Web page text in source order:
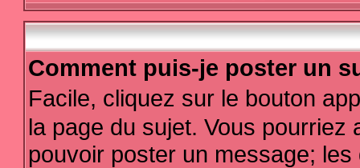
Comment puis-je poster un
Facile, cliquez sur le bouton
la page du sujet. Vous
pouvoir poster un message;